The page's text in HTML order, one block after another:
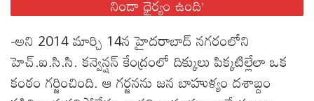
ppm er
-అని 2014 మార్చి 14న హైదరాబాద్ నగరంలోని
హెచ్.ఐ.సి.సి. కన్వెన్షన్ కేంద్రంలో దిక్కులు పిక్కటిల్లేలా ఒక
కంఠం గర్జించింది. ఆ గర్జనను జన బాహుళ్యం దశాబ్దం